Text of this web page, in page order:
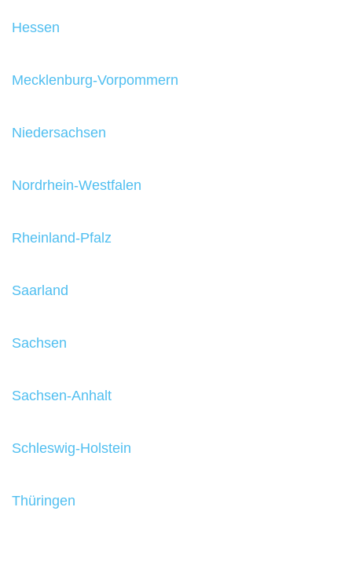
Hessen
Mecklenburg-Vorpommern
Niedersachsen
Nordrhein-Westfalen
Rheinland-Pfalz
Saarland
Sachsen
Sachsen-Anhalt
Schleswig-Holstein
Thüringen